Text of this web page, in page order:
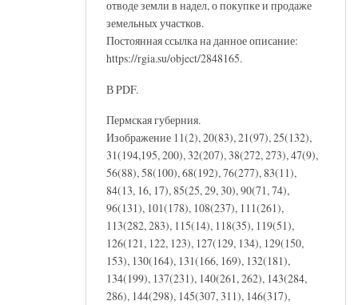
отводе земли в надел, о покупке и продаже
земельных участков.
Постоянная ссылка на данное описание:
https://rgia.su/object/2848165.
В PDF.
Пермская губерния.
Изображение 11(2), 20(83), 21(97), 25(132),
31(194,195, 200), 32(207), 38(272, 273), 47(9),
56(88), 58(100), 68(192), 76(277), 83(11),
84(13, 16, 17), 85(25, 29, 30), 90(71, 74),
96(131), 101(178), 108(237), 111(261),
113(282, 283), 115(14), 118(35), 119(51),
126(121, 122, 123), 127(129, 134), 129(150,
153), 130(164), 131(166, 169), 132(181),
134(199), 137(231), 140(261, 262), 143(284,
286), 144(298), 145(307, 311), 146(317),